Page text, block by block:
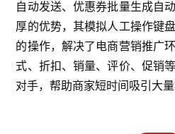
自动发送、优惠券批量生成自
厚的优势，其模拟人工操作键
的操作，解决了电商营销推广
式、折扣、销量、评价、促销
对手，帮助商家短时间吸引大量